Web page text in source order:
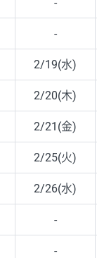
-
2/19(水)
2/20(木)
2/21(金)
2/25(火)
2/26(水)
-
-